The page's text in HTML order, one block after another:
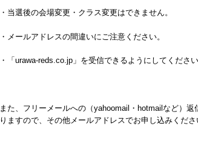
・当選後の会場変更・クラス変更はできません。
・メールアドレスの間違いにご注意ください。
・「urawa-reds.co.jp」を受信できるようにしてくださ
また、フリーメールへの（yahoomail・hotmailなど）返
りますので、その他メールアドレスでお申し込みくださ